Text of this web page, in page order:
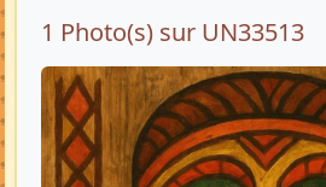
1 Photo(s) sur UN33513